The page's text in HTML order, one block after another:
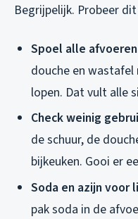
Begrijpelijk. Probeer
Spoel alle
douche en
lopen. Dat vult alle
Check weinig
de schuur, de
bijkeuken. Gooi er
Soda en azijn voor
pak soda in de